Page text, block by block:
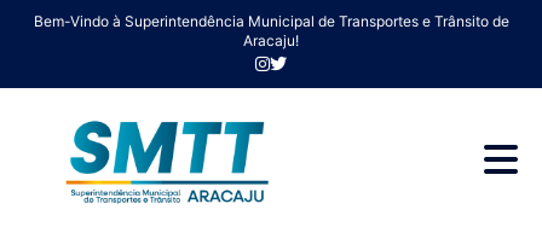
Bem-Vindo à Superintendência Municipal de Transportes e Trânsito de
Aracaju!